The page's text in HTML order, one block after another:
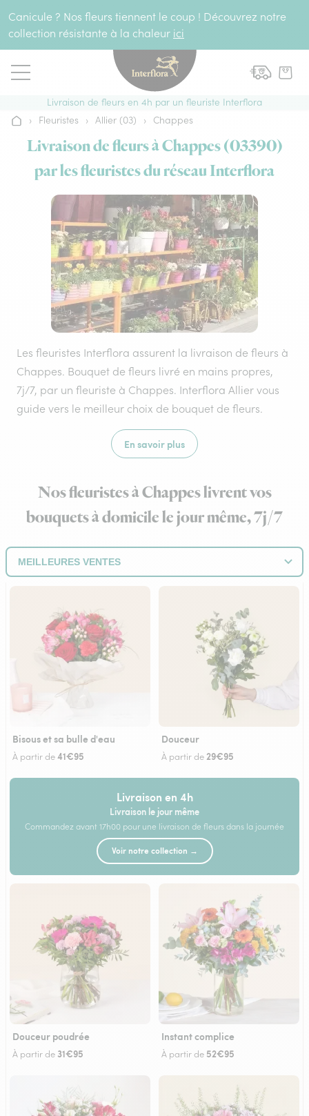
Canicule ? Nos fleurs tiennent le coup ! Découvrez notre
collection résistante à la chaleur ici
Livraison de fleurs en 4h par un fleuriste Interflora
Accueil
› Fleuristes › Allier (03) › Chappes
Livraison de fleurs à Chappes (03390)
par les fleuristes du réseau Interflora
Les fleuristes Interflora assurent la livraison de fleurs à
Chappes. Bouquet de fleurs livré en mains propres,
7j/7, par un fleuriste à Chappes. Interflora Allier vous
guide vers le meilleur choix de bouquet de fleurs.
En savoir plus
Nos fleuristes à Chappes livrent vos
bouquets à domicile le jour même, 7j/7
Bisous et sa bulle d'eau
À partir de41€95
Douceur
À partir de29€95
Livraison en 4h
Livraison le jour même
Commandez avant 17h00 pour une livraison de fleurs dans la journée
Voir notre collection →
Douceur poudrée
À partir de 31€95
Instant complice
À partir de 52€95